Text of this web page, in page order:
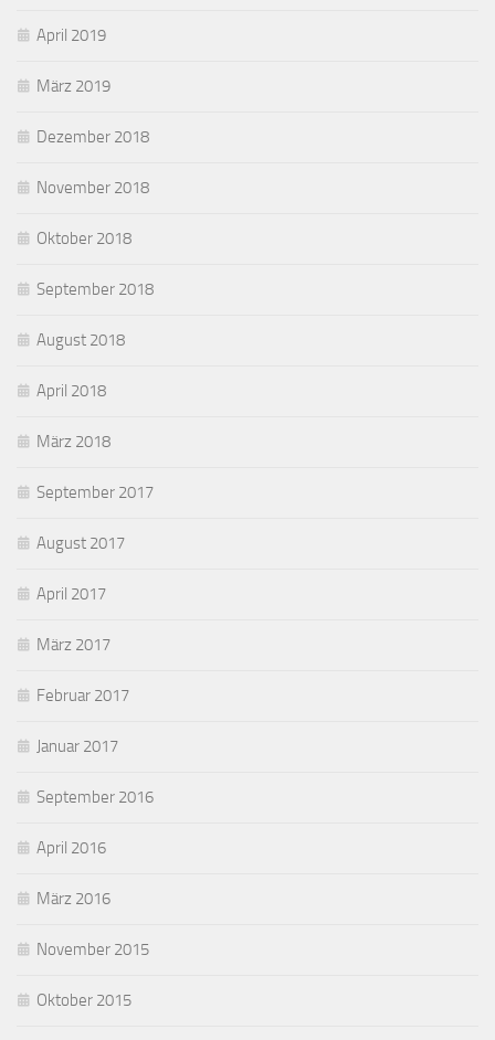
April 2019
März 2019
Dezember 2018
November 2018
Oktober 2018
September 2018
August 2018
April 2018
März 2018
September 2017
August 2017
April 2017
März 2017
Februar 2017
Januar 2017
September 2016
April 2016
März 2016
November 2015
Oktober 2015